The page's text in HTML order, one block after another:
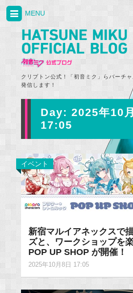
クリプトン公式！「初音ミク」らバーチ
発信します！
MENU
Day: 2025年10
17:05
イベント
新宿マルイアネックスで
ズと、ワークショップを
POP UP SHOP が開催！
2025年10月8日 17:05